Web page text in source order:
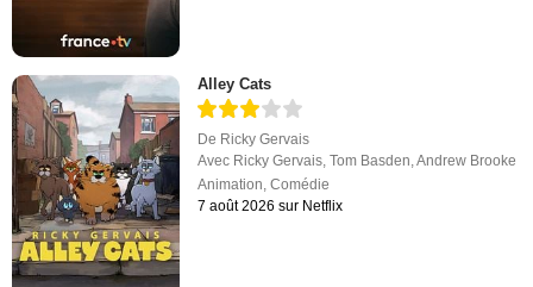
Alley Cats
De Ricky Gervais
Avec Ricky Gervais ,Tom Basden ,Andrew Brooke
Animation ,Comédie
7 août 2026 sur Netflix